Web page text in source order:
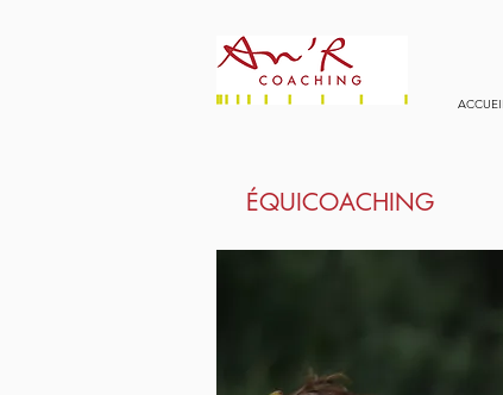
ÉQUICOACHING